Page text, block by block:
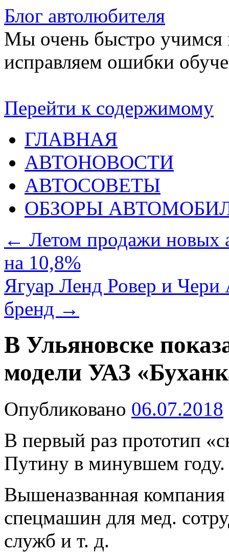
Блог автолюбителя
Мы очень быстро учимся
исправляем ошибки
Перейти к содержимому
ГЛАВНАЯ
АВТОНОВОСТИ
АВТОСОВЕТЫ
ОБЗОРЫ
← Летом продажи новых
на 10,8%
Ягуар Ленд Ровер и Чери
бренд →
В Ульяновске
модели УАЗ
Опубликовано 06.07.2018
В первый раз прототип
Путину в минувшем году.
Вышеназванная
спецмашин для мед.
служб и т. д.